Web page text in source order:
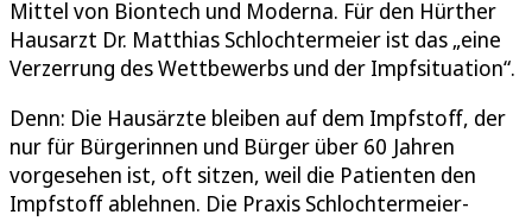
Mittel von Biontech und Moderna. Für den Hürther
Hausarzt Dr. Matthias Schlochtermeier ist das „eine
Verzerrung des Wettbewerbs und der Impfsituation“.
Denn: Die Hausärzte bleiben auf dem Impfstoff, der
nur für Bürgerinnen und Bürger über 60 Jahren
vorgesehen ist, oft sitzen, weil die Patienten den
Impfstoff ablehnen. Die Praxis Schlochtermeier-